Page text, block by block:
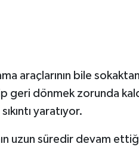
araçlarının bile
dönmek zorunda
yaratıyor.
uzun süredir devam